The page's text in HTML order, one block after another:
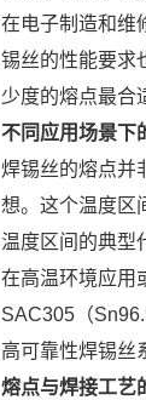
在电子制造和维
锡丝的性能要求
少度的熔点最合
不同应用场景下
焊锡丝的熔点并
想。这个温度区
温度区间的典型
在高温环境应用
SAC305（
高可靠性焊锡丝
熔点与焊接工艺